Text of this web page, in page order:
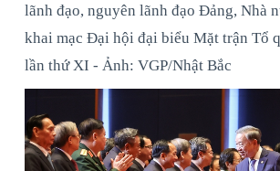
lãnh đạo, nguyên lãnh đạo Đảng, Nhà
khai mạc Đại hội đại biểu Mặt trận Tổ
lần thứ XI - Ảnh: VGP/Nhật Bắc